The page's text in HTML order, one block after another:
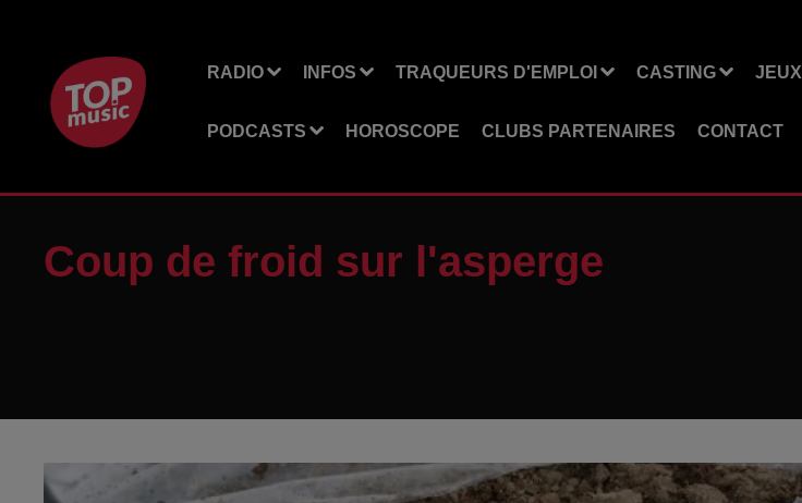
RADIO INFOS TRAQUEURS D'EMPLOI CASTING JEUX
PODCASTS HOROSCOPE CLUBS PARTENAIRES CONTACT
Coup de froid sur l'asperge